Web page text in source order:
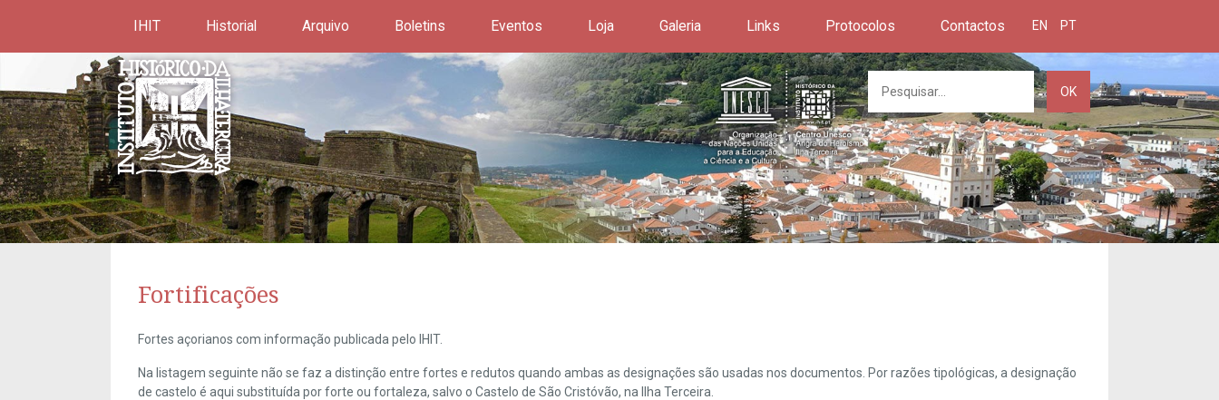
IHIT Historial Arquivo Boletins Eventos Loja Galeria Links Protocolos Contactos EN PT
OK
Fortificações
Fortes açorianos com informação publicada pelo IHIT.
Na listagem seguinte não se faz a distinção entre fortes e redutos quando ambas as designações são usadas nos documentos. Por razões tipológicas, a designação
de castelo é aqui substituída por forte ou fortaleza, salvo o Castelo de São Cristóvão, na Ilha Terceira.